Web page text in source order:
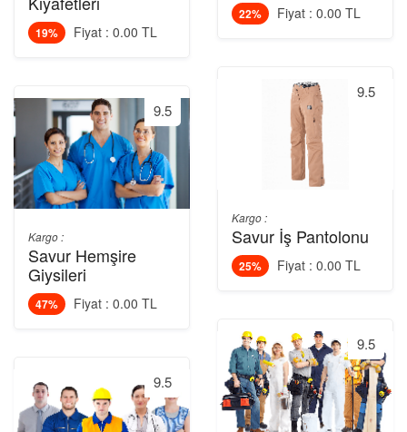
19% Fiyat : 0.00 TL
9.5
Kargo :
Savur Hemşire
Giysileri
47% Fiyat : 0.00 TL
9.5
22% Fiyat : 0.00 TL
9.5
Kargo :
Savur İş Pantolonu
25% Fiyat : 0.00 TL
9.5